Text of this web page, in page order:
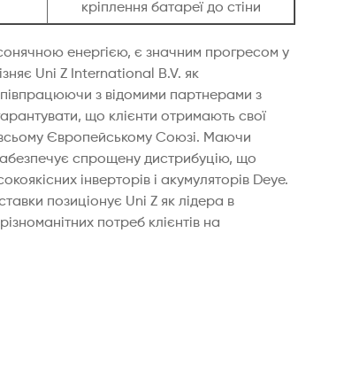
кріплення батареї до стіни
енергією, є значним прогресом у
Uni Z International B.V. як
з відомими партнерами з
що клієнти отримають свої
всьому Європейському Союзі.​ Маючи
спрощену дистрибуцію, що
інверторів і акумуляторів Deye.
позиціонує Uni Z як лідера в
потреб клієнтів на